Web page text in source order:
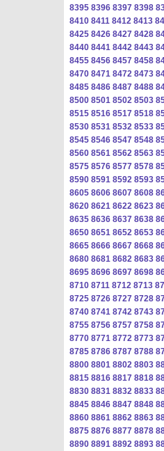
8395 8396 8397 8398
8410 8411 8412 8413
8425 8426 8427 8428
8440 8441 8442 8443
8455 8456 8457 8458
8470 8471 8472 8473
8485 8486 8487 8488
8500 8501 8502 8503
8515 8516 8517 8518
8530 8531 8532 8533
8545 8546 8547 8548
8560 8561 8562 8563
8575 8576 8577 8578
8590 8591 8592 8593
8605 8606 8607 8608
8620 8621 8622 8623
8635 8636 8637 8638
8650 8651 8652 8653
8665 8666 8667 8668
8680 8681 8682 8683
8695 8696 8697 8698
8710 8711 8712 8713
8725 8726 8727 8728
8740 8741 8742 8743
8755 8756 8757 8758
8770 8771 8772 8773
8785 8786 8787 8788
8800 8801 8802 8803
8815 8816 8817 8818
8830 8831 8832 8833
8845 8846 8847 8848
8860 8861 8862 8863
8875 8876 8877 8878
8890 8891 8892 8893